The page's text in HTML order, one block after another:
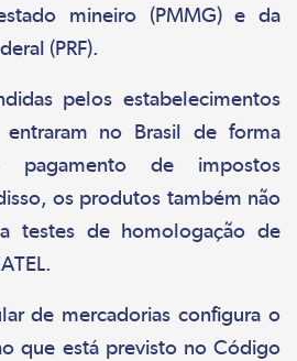
mineiro (PMMG) e da
(PRF).
pelos estabelecimentos
no Brasil de forma
de impostos
os produtos também não
testes de homologação de
de mercadorias configura o
que está previsto no Código